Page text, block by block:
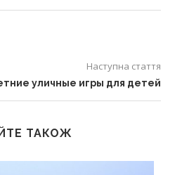
Наступна стаття
уличные игры для детей
ТАКОЖ